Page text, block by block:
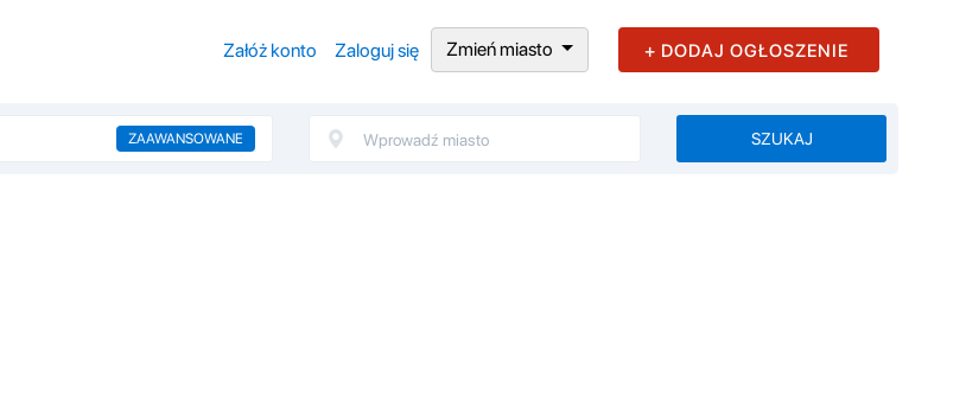
Załóż konto Zaloguj się Zmień miasto + DODAJ OGŁOSZENIE
ZAAWANSOWANE SZUKAJ